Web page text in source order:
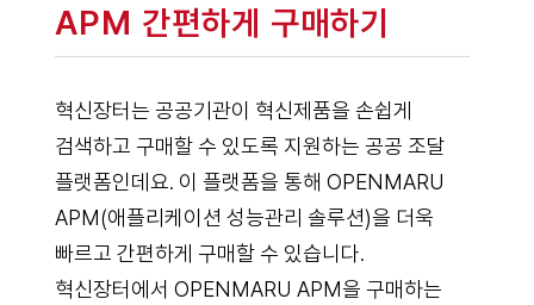
APM 간편하게 구매하기
혁신장터는 공공기관이 혁신제품을 손쉽게
검색하고 구매할 수 있도록 지원하는 공공 조달
플랫폼인데요. 이 플랫폼을 통해 OPENMARU
APM(애플리케이션 성능관리 솔루션)을 더욱
빠르고 간편하게 구매할 수 있습니다.
혁신장터에서 OPENMARU APM을 구매하는